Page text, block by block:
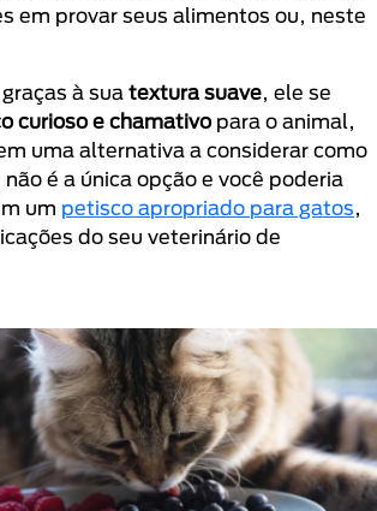
em provar seus alimentos ou, neste
à sua textura suave, ele se
curioso e chamativopara o animal,
uma alternativa a considerar como
é a única opção e você poderia
um petisco apropriado para gatos,
do seu veterinário de